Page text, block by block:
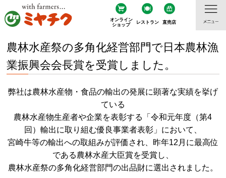
オンライン
ショップ
レストラン 直売店
農林水産祭の多角化経営部門で日本農林漁
業振興会会長賞を受賞しました。
弊社は農林水産物・食品の輸出の発展に顕著な実績を挙げ
ている
農林水産物生産者や企業を表彰する「令和元年度（第4
回）輸出に取り組む優良事業者表彰」において、
宮崎牛等の輸出への取組みが評価され、昨年12月に最高位
である農林水産大臣賞を受賞し、
農林水産祭の多角化経営部門の出品財に選出されました。